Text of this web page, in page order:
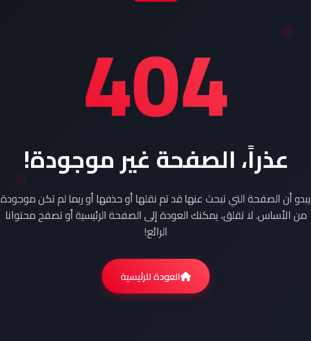
404
عذراً، الصفحة غير موجودة!
يبدو أن الصفحة التي تبحث عنها قد تم نقلها أو حذفها أو ربما لم تكن موجودة
من الأساس. لا تقلق، يمكنك العودة إلى الصفحة الرئيسية أو تصفح محتوانا
الرائع!
العودة للرئيسية